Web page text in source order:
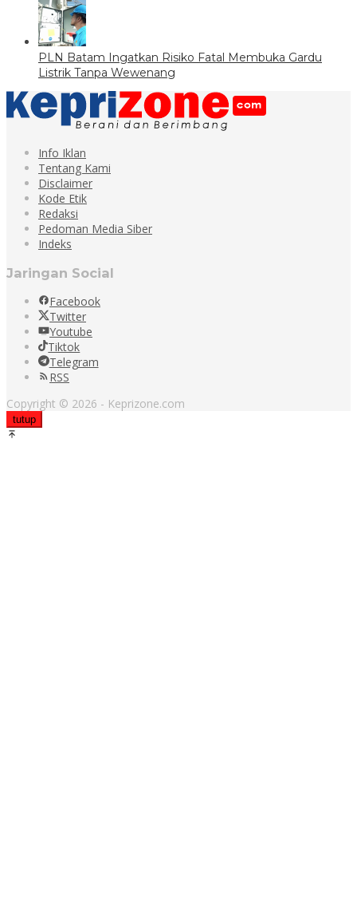
PLN Batam Ingatkan Risiko Fatal Membuka Gardu
Listrik Tanpa Wewenang
Info Iklan
Tentang Kami
Disclaimer
Kode Etik
Redaksi
Pedoman Media Siber
Indeks
Jaringan Social
Facebook
Twitter
Youtube
Tiktok
Telegram
RSS
Copyright © 2026 - Keprizone.com
tutup